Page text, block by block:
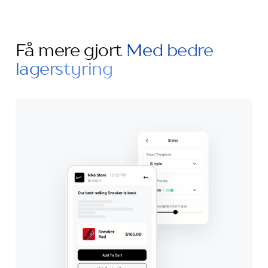
Få mere gjort Med bedre
lagerstyring